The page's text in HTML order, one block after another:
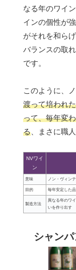
なる年のワイ
インの個性が
がそれを和ら
バランスの取
です。
このように、
渡って培われ
って、毎年変
る 、まさに職
NVワイ
ン
意味 ノン・ヴィン
目的 毎年安定した
製造方法
異なる年のワ
いを作り出す
シャンパ